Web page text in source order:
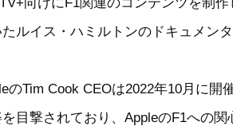
ルイス・ハミルトンのドキュメン
のTim Cook CEOは2022年10月に開
目撃されており、AppleのF1への